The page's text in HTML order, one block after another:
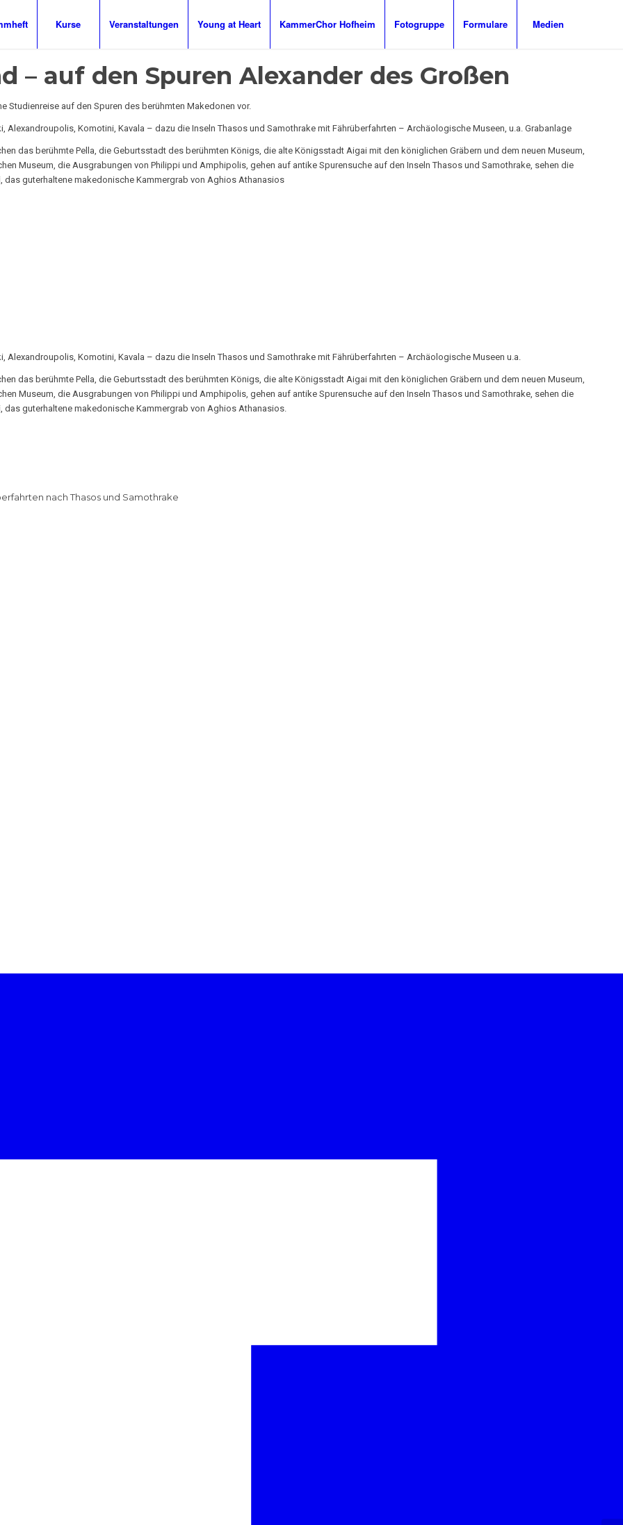
Kurse Veranstaltungen Young at Heart KammerChor Hofheim Fotogruppe Formulare Medien
– auf den Spuren Alexander des Großen
Studienreise auf den Spuren des berühmten Makedonen vor.
Komotini, Kavala – dazu die Inseln Thasos und Samothrake mit Fährüberfahrten – Archäologische Museen, u.a. Grabanlage
das berühmte Pella, die Geburtsstadt des berühmten Königs, die alte Königsstadt Aigai mit den königlichen Gräbern und dem neuen Museum,
Museum, die Ausgrabungen von Philippi und Amphipolis, gehen auf antike Spurensuche auf den Inseln Thasos und Samothrake, sehen die
guterhaltene makedonische Kammergrab von Aghios Athanasios
Komotini, Kavala – dazu die Inseln Thasos und Samothrake mit Fährüberfahrten – Archäologische Museen u.a.
das berühmte Pella, die Geburtsstadt des berühmten Königs, die alte Königsstadt Aigai mit den königlichen Gräbern und dem neuen Museum,
Museum, die Ausgrabungen von Philippi und Amphipolis, gehen auf antike Spurensuche auf den Inseln Thasos und Samothrake, sehen die
guterhaltene makedonische Kammergrab von Aghios Athanasios.
nach Thasos und Samothrake